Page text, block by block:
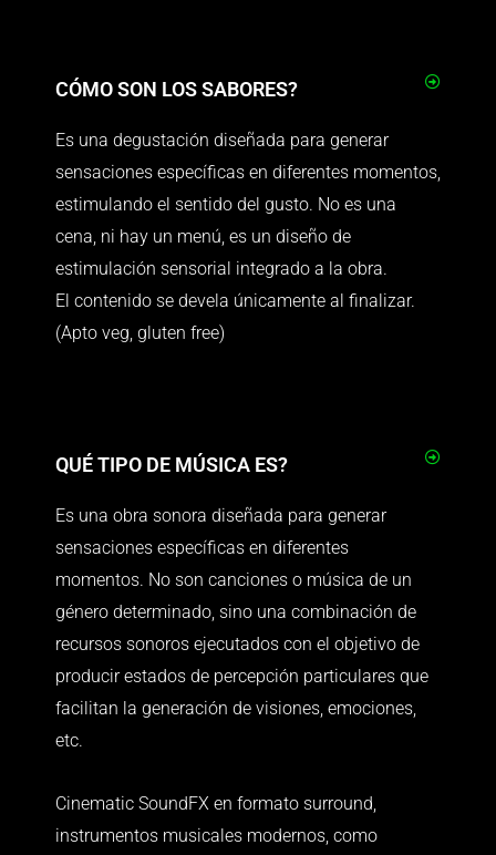
CÓMO SON LOS SABORES?
Es una degustación diseñada para generar
sensaciones específicas en diferentes momentos,
estimulando el sentido del gusto. No es una
cena, ni hay un menú, es un diseño de
estimulación sensorial integrado a la obra.
El contenido se devela únicamente al finalizar.
(Apto veg, gluten free)
QUÉ TIPO DE MÚSICA ES?
Es una obra sonora diseñada para generar
sensaciones específicas en diferentes
momentos. No son canciones o música de un
género determinado, sino una combinación de
recursos sonoros ejecutados con el objetivo de
producir estados de percepción particulares que
facilitan la generación de visiones, emociones,
etc.
Cinematic SoundFX en formato surround,
instrumentos musicales modernos, como